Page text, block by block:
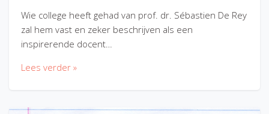
Wie college heeft gehad van prof. dr. Sébastien De Rey
zal hem vast en zeker beschrijven als een
inspirerende docent…
Lees verder »